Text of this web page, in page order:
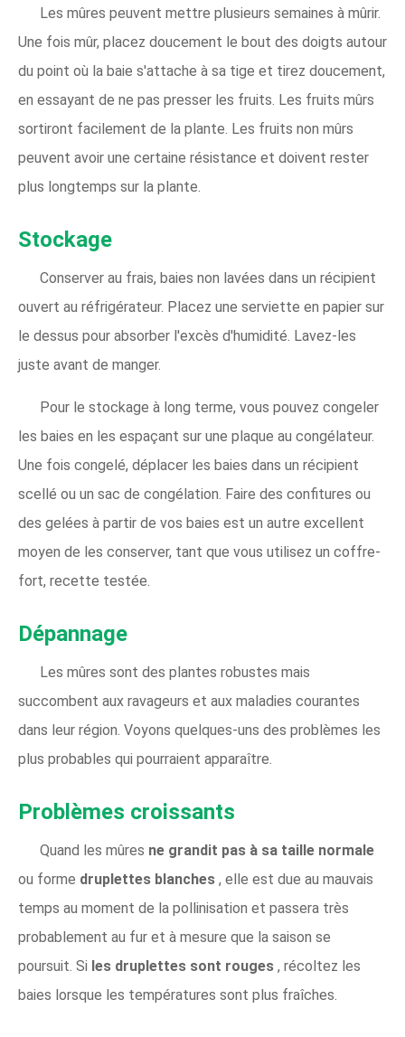
Les mûres peuvent mettre plusieurs semaines à mûrir.
Une fois mûr, placez doucement le bout des doigts autour
du point où la baie s'attache à sa tige et tirez doucement,
en essayant de ne pas presser les fruits. Les fruits mûrs
sortiront facilement de la plante. Les fruits non mûrs
peuvent avoir une certaine résistance et doivent rester
plus longtemps sur la plante.
Stockage
Conserver au frais, baies non lavées dans un récipient
ouvert au réfrigérateur. Placez une serviette en papier sur
le dessus pour absorber l'excès d'humidité. Lavez-les
juste avant de manger.
Pour le stockage à long terme, vous pouvez congeler
les baies en les espaçant sur une plaque au congélateur.
Une fois congelé, déplacer les baies dans un récipient
scellé ou un sac de congélation. Faire des confitures ou
des gelées à partir de vos baies est un autre excellent
moyen de les conserver, tant que vous utilisez un coffre-
fort, recette testée.
Dépannage
Les mûres sont des plantes robustes mais
succombent aux ravageurs et aux maladies courantes
dans leur région. Voyons quelques-uns des problèmes les
plus probables qui pourraient apparaître.
Problèmes croissants
Quand les mûres ne grandit pas à sa taille normale
ou forme druplettes blanches , elle est due au mauvais
temps au moment de la pollinisation et passera très
probablement au fur et à mesure que la saison se
poursuit. Si les druplettes sont rouges , récoltez les
baies lorsque les températures sont plus fraîches.